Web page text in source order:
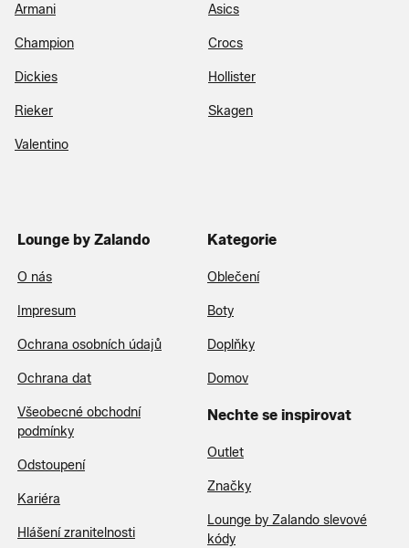
Armani Asics
Champion Crocs
Dickies Hollister
Rieker Skagen
Valentino
Lounge by Zalando
O nás
Impresum
Ochrana osobních údajů
Ochrana dat
Všeobecné obchodní
podmínky
Odstoupení
Kariéra
Hlášení zranitelnosti
Kategorie
Oblečení
Boty
Doplňky
Domov
Nechte se inspirovat
Outlet
Značky
Lounge by Zalando slevové
kódy